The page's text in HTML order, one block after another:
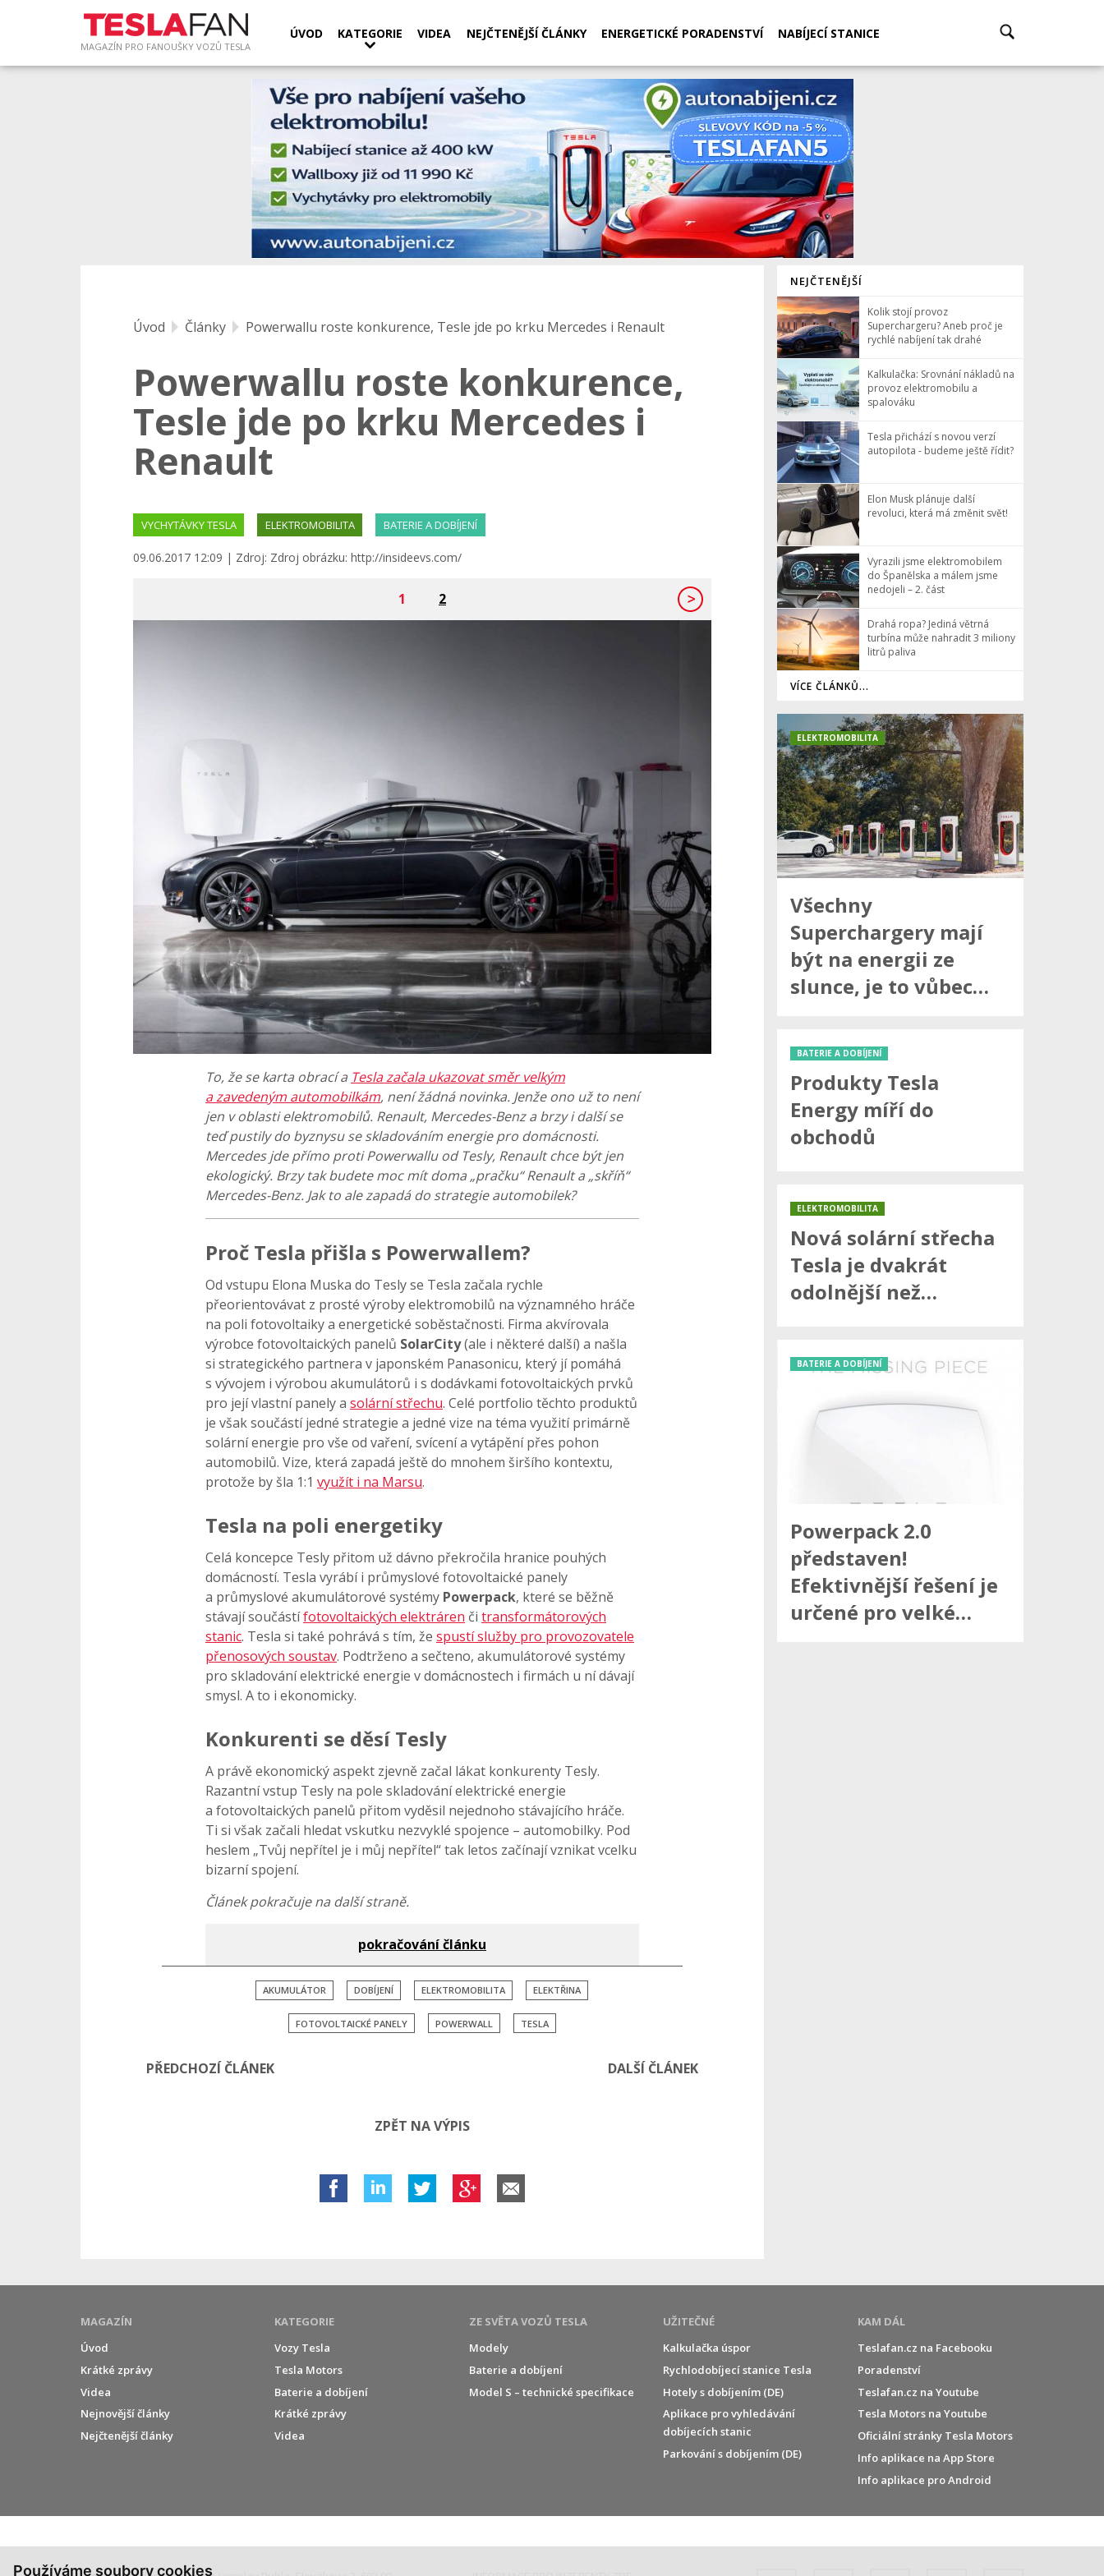
Používáme soubory cookies
MAGAZÍN PRO FANOUŠKY VOZŮ TESLA
ÚVOD KATEGORIE VIDEA NEJČTENĚJŠÍ ČLÁNKY ENERGETICKÉ PORADENSTVÍ NABÍJECÍ STANICE
Úvod Články Powerwallu roste konkurence, Tesle jde po krku Mercedes i Renault
Powerwallu roste konkurence,
Tesle jde po krku Mercedes i
Renault
VYCHYTÁVKY TESLA ELEKTROMOBILITA BATERIE A DOBÍJENÍ
09.06.2017 12:09 | Zdroj: Zdroj obrázku: http://insideevs.com/
1 2
To, že se karta obrací a Tesla začala ukazovat směr velkým
a zavedeným automobilkám, není žádná novinka. Jenže ono už to není
jen v oblasti elektromobilů. Renault, Mercedes-Benz a brzy i další se
teď pustily do byznysu se skladováním energie pro domácnosti.
Mercedes jde přímo proti Powerwallu od Tesly, Renault chce být jen
ekologický. Brzy tak budete moc mít doma „pračku“ Renault a „skříň“
Mercedes-Benz. Jak to ale zapadá do strategie automobilek?
Proč Tesla přišla s Powerwallem?
Od vstupu Elona Muska do Tesly se Tesla začala rychle
přeorientovávat z prosté výroby elektromobilů na významného hráče
na poli fotovoltaiky a energetické soběstačnosti. Firma akvírovala
výrobce fotovoltaických panelů SolarCity(ale i některé další) a našla
si strategického partnera v japonském Panasonicu, který jí pomáhá
s vývojem i výrobou akumulátorů i s dodávkami fotovoltaických prvků
pro její vlastní panely a solární střechu. Celé portfolio těchto produktů
je však součástí jedné strategie a jedné vize na téma využití primárně
solární energie pro vše od vaření, svícení a vytápění přes pohon
automobilů. Vize, která zapadá ještě do mnohem širšího kontextu,
protože by šla 1:1 využít i na Marsu.
Tesla na poli energetiky
Celá koncepce Tesly přitom už dávno překročila hranice pouhých
domácností. Tesla vyrábí i průmyslové fotovoltaické panely
a průmyslové akumulátorové systémy Powerpack, které se běžně
stávají součástífotovoltaických elektráren či transformátorových
stanic. Tesla si také pohrává s tím, že spustí služby pro provozovatele
přenosových soustav. Podtrženo a sečteno, akumulátorové systémy
pro skladování elektrické energie v domácnostech i firmách u ní dávají
smysl. A to i ekonomicky.
Konkurenti se děsí Tesly
A právě ekonomický aspekt zjevně začal lákat konkurenty Tesly.
Razantní vstup Tesly na pole skladování elektrické energie
a fotovoltaických panelů přitom vyděsil nejednoho stávajícího hráče.
Ti si však začali hledat vskutku nezvyklé spojence – automobilky. Pod
heslem „Tvůj nepřítel je i můj nepřítel“ tak letos začínají vznikat vcelku
bizarní spojení.
Článek pokračuje na další straně.
pokračování článku
AKUMULÁTOR DOBÍJENÍ ELEKTROMOBILITA ELEKTŘINA
FOTOVOLTAICKÉ PANELY POWERWALL TESLA
PŘEDCHOZÍ ČLÁNEK DALŠÍ ČLÁNEK
ZPĚT NA VÝPIS
NEJČTENĚJŠÍ
Kolik stojí provoz
Superchargeru? Aneb proč je
rychlé nabíjení tak drahé
Kalkulačka: Srovnání nákladů na
provoz elektromobilu a
spalováku
Tesla přichází s novou verzí
autopilota - budeme ještě řídit?
Elon Musk plánuje další
revoluci, která má změnit svět!
Vyrazili jsme elektromobilem
do Španělska a málem jsme
nedojeli – 2. část
Drahá ropa? Jediná větrná
turbína může nahradit 3 miliony
litrů paliva
VÍCE ČLÁNKŮ...
Všechny
Superchargery mají
být na energii ze
slunce, je to vůbec…
ELEKTROMOBILITA
Produkty Tesla
Energy míří do
obchodů
BATERIE A DOBÍJENÍ
Nová solární střecha
Tesla je dvakrát
odolnější než…
ELEKTROMOBILITA
Powerpack 2.0
představen!
Efektivnější řešení je
určené pro velké…
BATERIE A DOBÍJENÍ
MAGAZÍN
Úvod
Krátké zprávy
Videa
Nejnovější články
Nejčtenější články
KATEGORIE
Vozy Tesla
Tesla Motors
Baterie a dobíjení
Krátké zprávy
Videa
ZE SVĚTA VOZŮ TESLA
Modely
Baterie a dobíjení
Model S – technické specifikace
UŽITEČNÉ
Kalkulačka úspor
Rychlodobíjecí stanice Tesla
Hotely s dobíjením (DE)
Aplikace pro vyhledávání
dobíjecích stanic
Parkování s dobíjením (DE)
KAM DÁL
Teslafan.cz na Facebooku
Poradenství
Teslafan.cz na Youtube
Tesla Motors na Youtube
Oficiální stránky Tesla Motors
Info aplikace na App Store
Info aplikace pro Android